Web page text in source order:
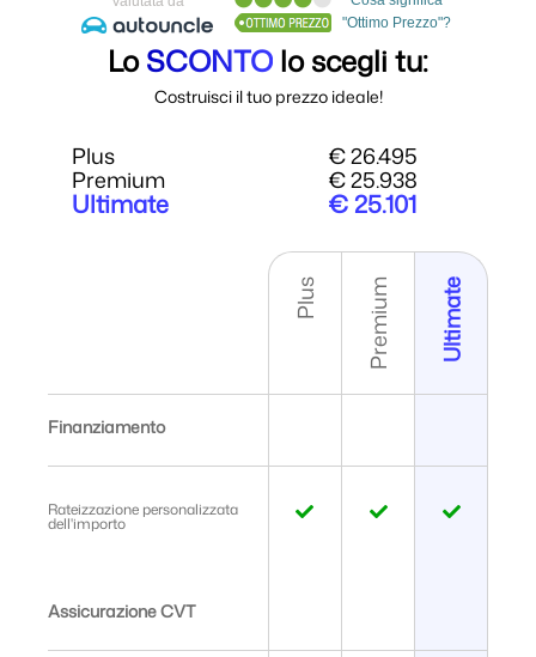
LoSCONTO lo scegli tu:
Costruisci il tuo prezzo ideale!
Plus € 26.495
Premium € 25.938
Ultimate € 25.101
Plus Premium Ultimate
Finanziamento
Rateizzazione personalizzata
dell'importo
Assicurazione CVT